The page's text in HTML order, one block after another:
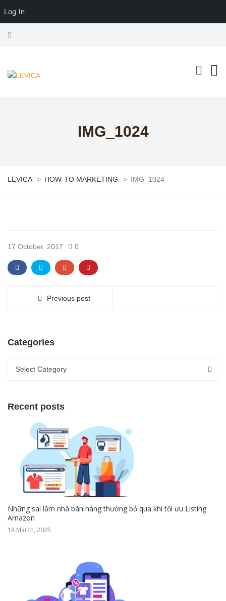
IMG_1024
LEVICA > HOW-TO MARKETING > IMG_1024
17 October, 2017 0
Previous post
Categories
Select Category
Recent posts
Những sai lầm nhà bán hàng thường bỏ qua khi tối ưu Listing
Amazon
18 March, 2025
Log In